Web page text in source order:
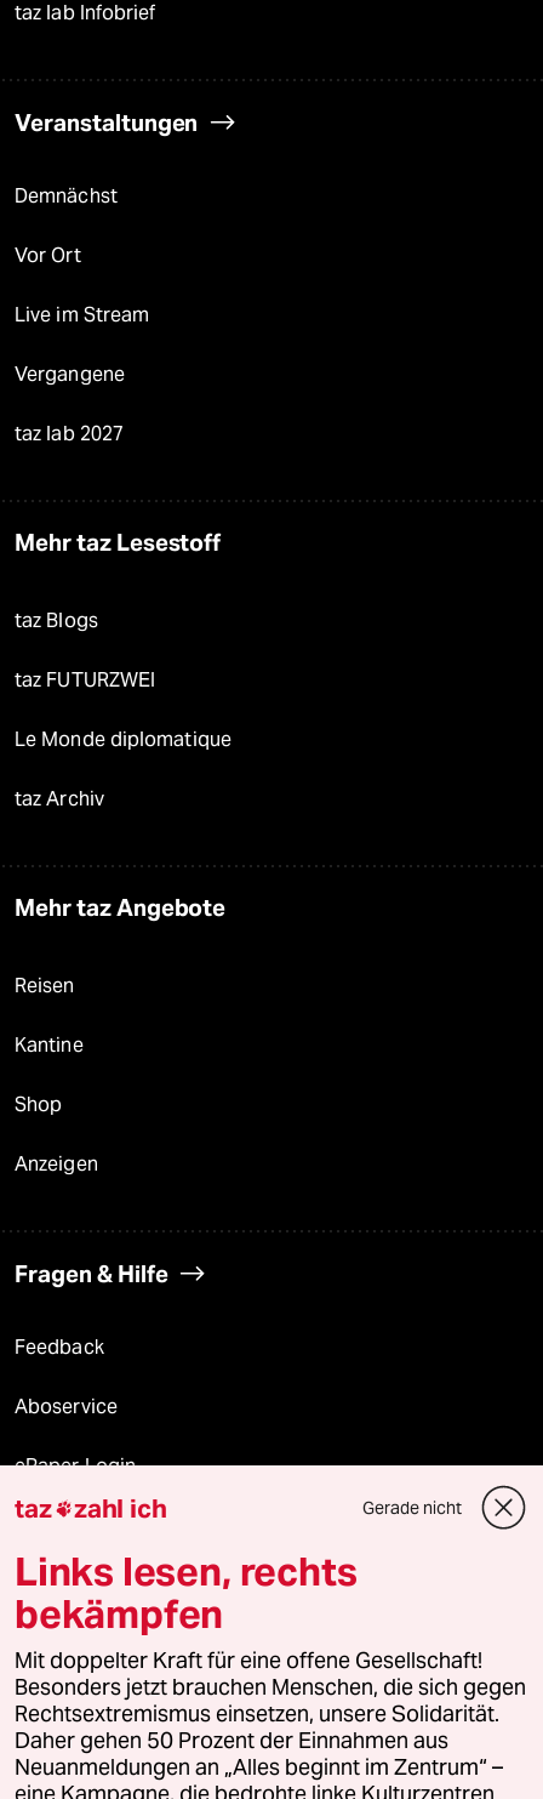
taz lab Infobrief
Veranstaltungen
Demnächst
Vor Ort
Live im Stream
Vergangene
taz lab 2027
Mehr taz Lesestoff
taz Blogs
taz FUTURZWEI
Le Monde diplomatique
taz Archiv
Mehr taz Angebote
Reisen
Kantine
Shop
Anzeigen
Fragen & Hilfe
Feedback
Aboservice
ePaper Login
Downloads für Abonnierende
© 2026 taz Verlags und Vertriebs GmbH
Alle Rechte vorbehalten. Bei rechtlichen Fragen oder für Genehmigungen
wenden Sie sich bitte an
lizenzen@taz.de
Feedback Redaktionsstatut Kommune-Richtlinien
taz zahl ich Gerade nicht
Links lesen, rechts
bekämpfen
Mit doppelter Kraft für eine offene Gesellschaft!
Besonders jetzt brauchen Menschen, die sich gegen
Rechtsextremismus einsetzen, unsere Solidarität.
Daher gehen 50 Prozent der Einnahmen aus
Neuanmeldungen an „Alles beginnt im Zentrum“ –